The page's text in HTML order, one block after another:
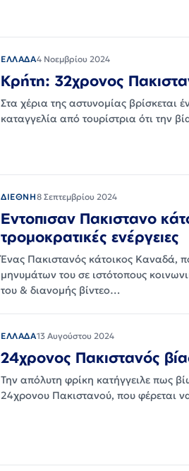
ΕΛΛΑΔΑ4 Νοεμβρίου 2024
Κρήτη: 32χρονος
Στα χέρια της αστυνομίας βρίσκεται
καταγγελία από τουρίστρια ότι την
ΔΙΕΘΝΗ8 Σεπτεμβρίου 2024
Εντοπισαν Πακιστανο
τρομοκρατικές ενέργειες
Ένας Πακιστανός κάτοικος Καναδά,
μηνυμάτων του σε ιστότοπους
του & διανομής βίντεο…
ΕΛΛΑΔΑ13 Αυγούστου 2024
24χρονος Πακιστανός
Την απόλυτη φρίκη κατήγγειλε πως
24χρονου Πακιστανού, που φέρεται